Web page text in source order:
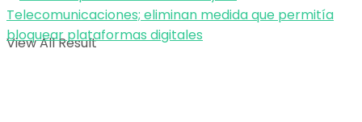
View All Result